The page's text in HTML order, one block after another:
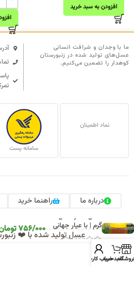
افزودن به سبد خرید
تماس:
ما با وجدان و شرافت انسانی
عسل‌های تولید شده در زنبورستان
کوهدار را تضمین می‌کنیم.
نماد اطمینان
سامانه پست
درباره ما راهنما خرید
عسل تولید شده با ❤️
سبد خریدحساب کاربری
گرم | با عیار جهانی
756/000